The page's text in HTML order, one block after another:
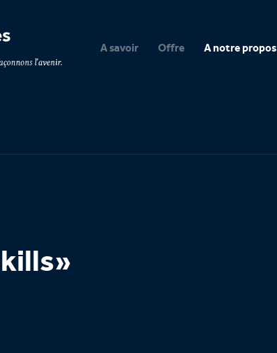
A savoir Offre A notre propos